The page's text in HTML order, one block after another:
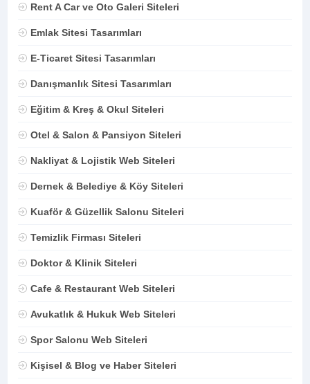
Rent A Car ve Oto Galeri Siteleri
Emlak Sitesi Tasarımları
E-Ticaret Sitesi Tasarımları
Danışmanlık Sitesi Tasarımları
Eğitim & Kreş & Okul Siteleri
Otel & Salon & Pansiyon Siteleri
Nakliyat & Lojistik Web Siteleri
Dernek & Belediye & Köy Siteleri
Kuaför & Güzellik Salonu Siteleri
Temizlik Firması Siteleri
Doktor & Klinik Siteleri
Cafe & Restaurant Web Siteleri
Avukatlık & Hukuk Web Siteleri
Spor Salonu Web Siteleri
Kişisel & Blog ve Haber Siteleri